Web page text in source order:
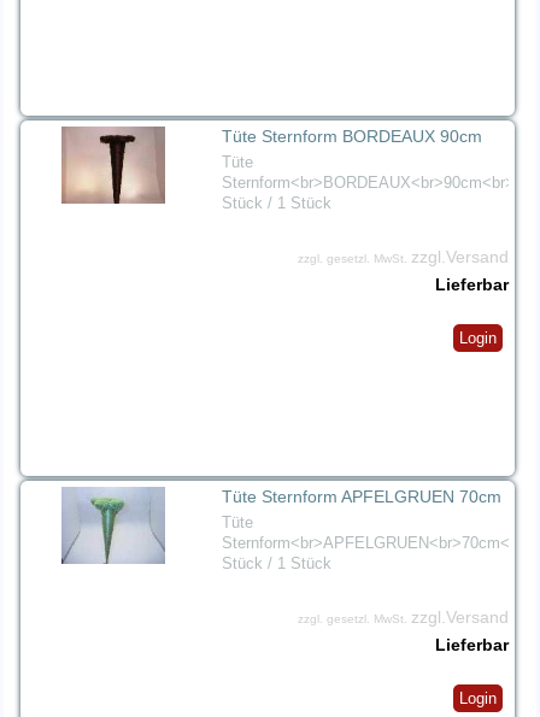
Tüte Sternform BORDEAUX 90cm
Tüte
Sternform<br>BORDEAUX<br>90cm<br>1
Stück / 1 Stück
zzgl. gesetzl. MwSt.
zzgl.Versand
Lieferbar
Login
Tüte Sternform APFELGRUEN 70cm
Tüte
Stück / 1 Stück
zzgl. gesetzl. MwSt.
zzgl.Versand
Lieferbar
Login